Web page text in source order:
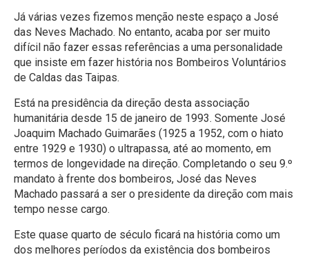
Já várias vezes fizemos menção neste espaço a José
das Neves Machado. No entanto, acaba por ser muito
difícil não fazer essas referências a uma personalidade
que insiste em fazer história nos Bombeiros Voluntários
de Caldas das Taipas.
Está na presidência da direção desta associação
humanitária desde 15 de janeiro de 1993. Somente José
Joaquim Machado Guimarães (1925 a 1952, com o hiato
entre 1929 e 1930) o ultrapassa, até ao momento, em
termos de longevidade na direção. Completando o seu 9.º
mandato à frente dos bombeiros, José das Neves
Machado passará a ser o presidente da direção com mais
tempo nesse cargo.
Este quase quarto de século ficará na história como um
dos melhores períodos da existência dos bombeiros